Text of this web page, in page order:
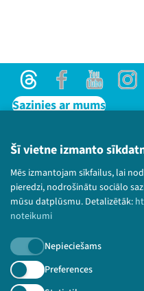
Šī vietne izmanto
Mēs izmantojam sīkfailus, lai
pieredzi, nodrošinātu sociālo
mūsu datplūsmu. Detalizētāk:
noteikumi
Nepieciešams
Preferences
ThreadsFacebookYoutube
Sazinies ar mums
Lietošanas noteikumi
Bērnu aizsardzības
© 2026 Sarunu festivāls
paturētas.
Piesakies